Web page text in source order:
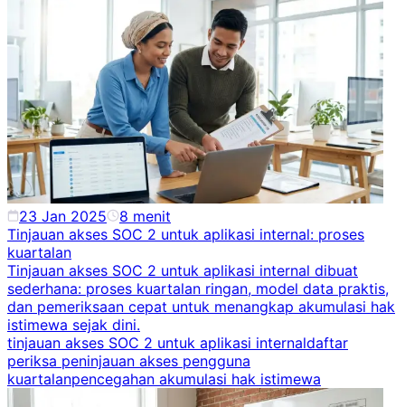
23 Jan 2025 8 menit
Tinjauan akses SOC 2 untuk aplikasi internal: proses
kuartalan
Tinjauan akses SOC 2 untuk aplikasi internal dibuat
sederhana: proses kuartalan ringan, model data praktis,
dan pemeriksaan cepat untuk menangkap akumulasi hak
istimewa sejak dini.
tinjauan akses SOC 2 untuk aplikasi internaldaftar
periksa peninjauan akses pengguna
kuartalanpencegahan akumulasi hak istimewa